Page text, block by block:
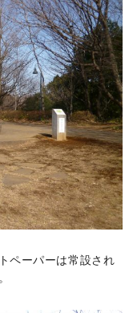
ペーパーは常設され